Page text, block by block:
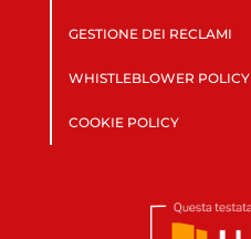
GESTIONE DEI RECLAMI
WHISTLEBLOWER POLICY
COOKIE POLICY